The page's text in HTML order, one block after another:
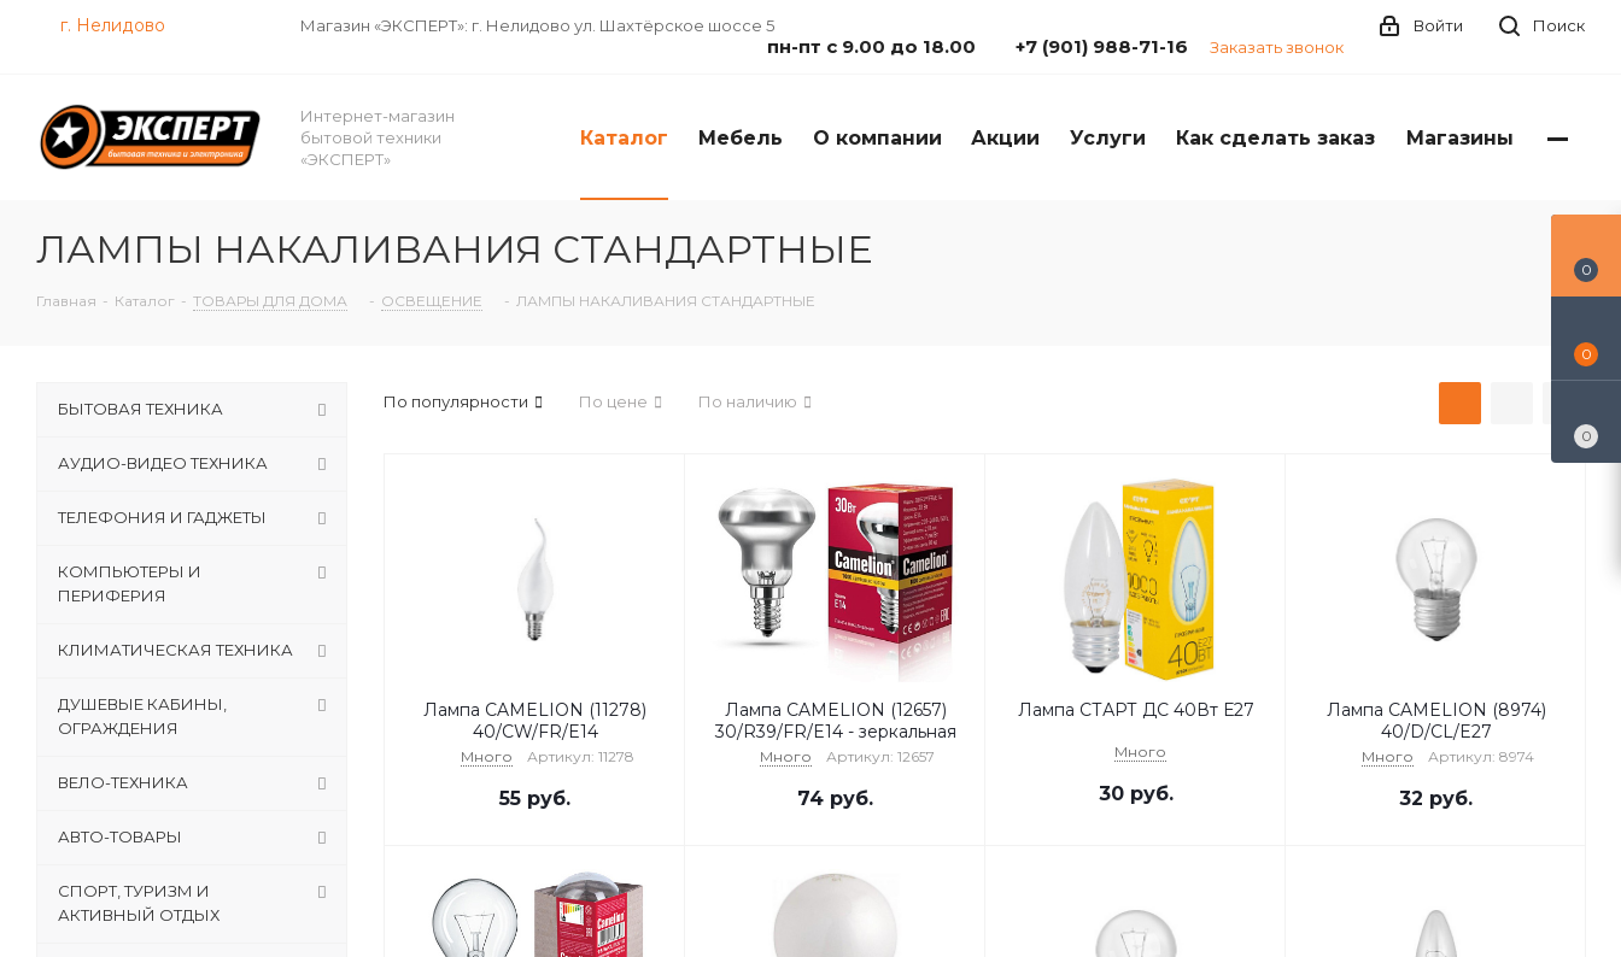
г. Нелидово Магазин «ЭКСПЕРТ»: г. Нелидово ул. Шахтёрское шоссе 5 Поиск
Войти
пн-пт с 9.00 до 18.00 +7 (901) 988-71-16 Заказать звонок
Интернет-магазин
бытовой техники
«ЭКСПЕРТ»
Каталог Мебель О компании Акции Услуги Как сделать заказ Магазины
ЛАМПЫ НАКАЛИВАНИЯ СТАНДАРТНЫЕ
Главная - Каталог - ТОВАРЫ ДЛЯ ДОМА - ОСВЕЩЕНИЕ - ЛАМПЫ НАКАЛИВАНИЯ СТАНДАРТНЫЕ
По популярности По цене По наличию
Лампа CAMELION (11278)
40/CW/FR/E14
Много Артикул: 11278
55 руб.
Лампа CAMELION (12657)
30/R39/FR/E14 - зеркальная
Много Артикул: 12657
74 руб.
Лампа СТАРТ ДС 40Вт Е27
Много
30руб.
Лампа CAMELION (8974)
40/D/CL/E27
Много Артикул: 8974
32 руб.
БЫТОВАЯ ТЕХНИКА
АУДИО-ВИДЕО ТЕХНИКА
ТЕЛЕФОНИЯ И ГАДЖЕТЫ
КОМПЬЮТЕРЫ И
ПЕРИФЕРИЯ
КЛИМАТИЧЕСКАЯ ТЕХНИКА
ДУШЕВЫЕ КАБИНЫ,
ОГРАЖДЕНИЯ
ВЕЛО-ТЕХНИКА
АВТО-ТОВАРЫ
СПОРТ, ТУРИЗМ И
АКТИВНЫЙ ОТДЫХ
0
0
0